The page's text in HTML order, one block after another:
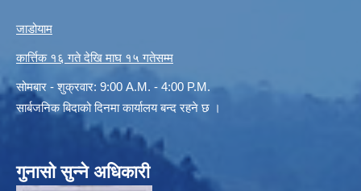
जाडोयाम
कार्त्तिक १६ गते देखि माघ १५ गतेसम्म
सोमबार - शुक्रवार: 9:00 A.M. - 4:00 P.M.
सार्बजनिक बिदाको दिनमा कार्यालय बन्द रहने छ ।
गुनासो सुन्ने अधिकारी